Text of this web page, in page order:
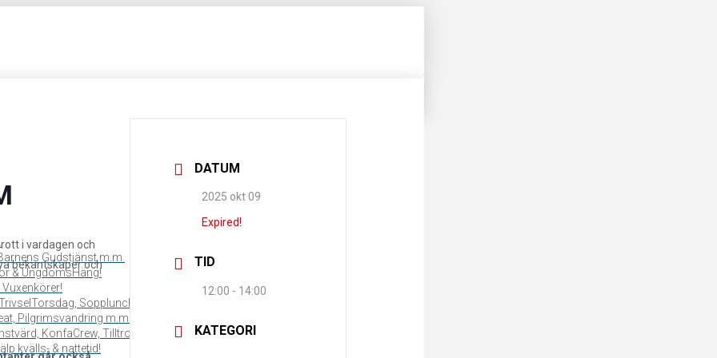
Gudstjänst m.m.
& UngdomsHäng!
Soppluncher, Våffelcafé & Tala Film Tala Liv m.m…
Pilgrimsvandring m.m…
KonfaCrew, Tilltro, webben, bakning, musiker m.m….
kvälls- & nattetid!
i vardagen och
bekantskaper och
DATUM
2025 okt 09
Expired!
TID
12:00 - 14:00
KATEGORI